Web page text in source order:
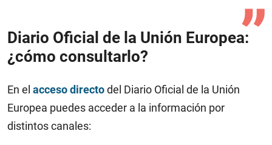
Diario Oficial de la Unión Europea:
¿cómo consultarlo?
En el acceso directodel Diario Oficial de la Unión
Europea puedes acceder a la información por
distintos canales: